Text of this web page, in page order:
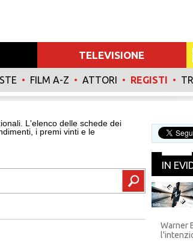
TELEVISIONE
• FILM A-Z • ATTORI • REGISTI •
L'elenco delle schede dei
i premi vinti e le
IN
WB
Warner